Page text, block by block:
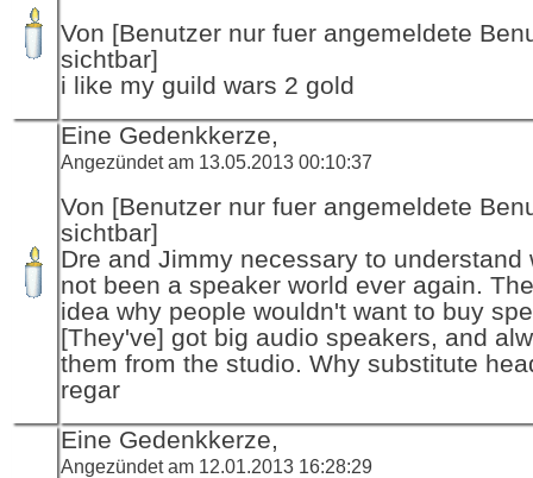
Von [Benutzer nur fuer angemeldete
sichtbar]
i like my guild wars 2 gold
Eine Gedenkkerze,
Angezündet am 13.05.2013 00:10:37
Von [Benutzer nur fuer angemeldete
sichtbar]
Dre and Jimmy necessary to understand
not been a speaker world ever again.
idea why people wouldn't want to buy
[They've] got big audio speakers, and
them from the studio. Why substitute
regar
Eine Gedenkkerze,
Angezündet am 12.01.2013 16:28:29